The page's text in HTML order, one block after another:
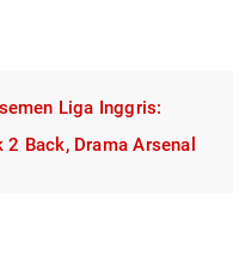
Liga Inggris:
Back, Drama Arsenal